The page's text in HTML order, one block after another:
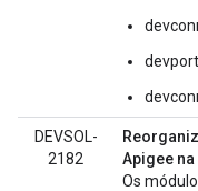
DEVSOL-
2182
Apigee
Os